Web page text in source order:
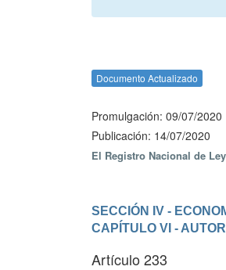
Documento Actualizado
Promulgación: 09/07/2020
Publicación: 14/07/2020
El Registro Nacional de
SECCIÓN IV -
CAPÍTULO VI -
Artículo 233